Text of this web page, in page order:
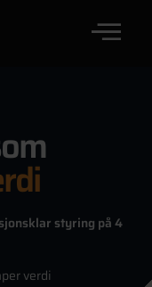
styring på 4
verdi